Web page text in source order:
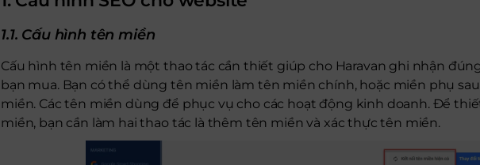
1.1. Cấu hình tên miền
Cấu hình tên miền là một thao tác cần thiết giúp cho Haravan ghi nhận
bạn mua. Bạn có thể dùng tên miền làm tên miền chính, hoặc miền phụ
miền. Các tên miền dùng để phục vụ cho các hoạt động kinh doanh. Để
miền, bạn cần làm hai thao tác là thêm tên miền và xác thực tên miền.